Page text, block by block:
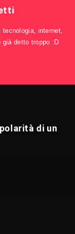
internet,
detto troppo :D
di un